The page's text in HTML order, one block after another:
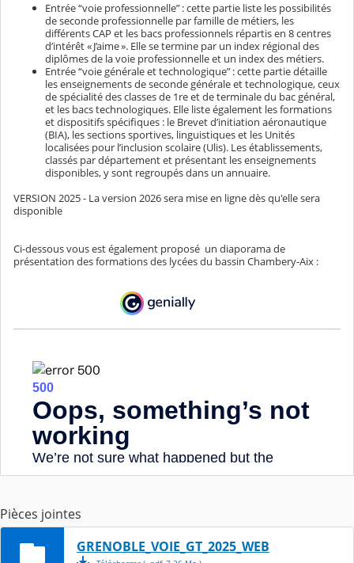
Entrée “voie professionnelle” : cette partie liste les possibilités
de seconde professionnelle par famille de métiers, les
différents CAP et les bacs professionnels répartis en 8 centres
d’intérêt « J’aime ». Elle se termine par un index régional des
diplômes de la voie professionnelle et un index des métiers.
Entrée “voie générale et technologique” : cette partie détaille
les enseignements de seconde générale et technologique, ceux
de spécialité des classes de 1re et de terminale du bac général,
et les bacs technologiques. Elle liste également les formations
et dispositifs spécifiques : le Brevet d’initiation aéronautique
(BIA), les sections sportives, linguistiques et les Unités
localisées pour l’inclusion scolaire (Ulis). Les établissements,
classés par département et présentant les enseignements
disponibles, y sont regroupés dans un annuaire.
VERSION 2025 - La version 2026 sera mise en ligne dès qu'elle sera
disponible
Ci-dessous vous est également proposé un diaporama de
présentation des formations des lycées du bassin Chambery-Aix :
Pièces jointes
GRENOBLE_VOIE_GT_2025_WEB